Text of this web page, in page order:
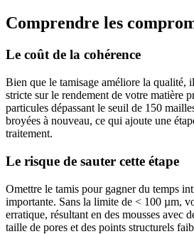
Comprendre les
Le coût de la cohérence
Bien que le tamisage améliore la qualité,
stricte sur le rendement de votre matière
particules dépassant le seuil de 150
broyées à nouveau, ce qui ajoute une
traitement.
Le risque de sauter cette étape
Omettre le tamis pour gagner du temps
importante. Sans la limite de < 100 µm,
erratique, résultant en des mousses avec
taille de pores et des points structurels